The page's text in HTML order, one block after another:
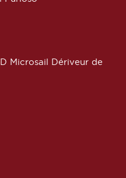
Microsail Dériveur de